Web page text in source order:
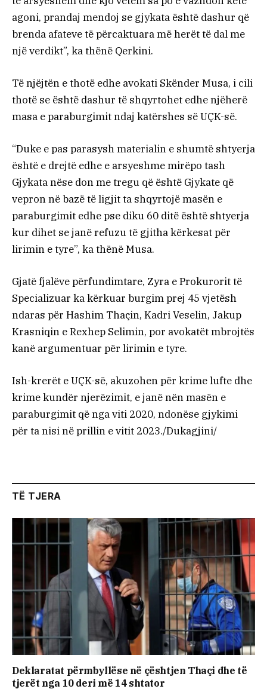
agoni, prandaj mendoj se gjykata është dashur që
brenda afateve të përcaktuara më herët të dal me
një verdikt”, ka thënë Qerkini.
Të njëjtën e thotë edhe avokati Skënder Musa, i cili
thotë se është dashur të shqyrtohet edhe njëherë
masa e paraburgimit ndaj katërshes së UÇK-së.
“Duke e pas parasysh materialin e shumtë shtyerja
është e drejtë edhe e arsyeshme mirëpo tash
Gjykata nëse don me tregu që është Gjykate që
vepron në bazë të ligjit ta shqyrtojë masën e
paraburgimit edhe pse diku 60 ditë është shtyerja
kur dihet se janë refuzu të gjitha kërkesat për
lirimin e tyre”, ka thënë Musa.
Gjatë fjalëve përfundimtare, Zyra e Prokurorit të
Specializuar ka kërkuar burgim prej 45 vjetësh
ndaras për Hashim Thaçin, Kadri Veselin, Jakup
Krasniqin e Rexhep Selimin, por avokatët mbrojtës
kanë argumentuar për lirimin e tyre.
Ish-krerët e UÇK-së, akuzohen për krime lufte dhe
krime kundër njerëzimit, e janë nën masën e
paraburgimit që nga viti 2020, ndonëse gjykimi
për ta nisi në prillin e vitit 2023./Dukagjini/
TË TJERA
Deklaratat përmbyllëse në çështjen Thaçi dhe të
tjerët nga 10 deri më 14 shtator